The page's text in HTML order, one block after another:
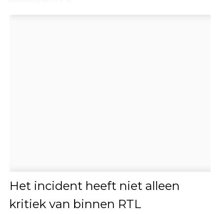
Het incident heeft niet alleen
kritiek van binnen RTL